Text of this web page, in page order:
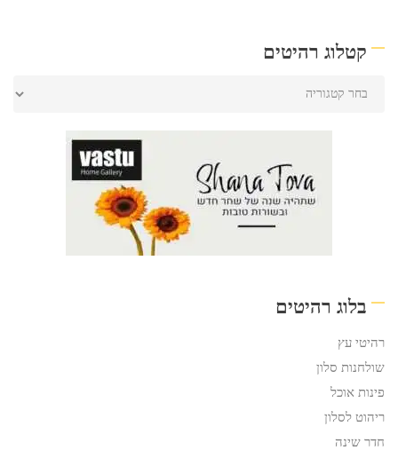
קטלוג רהיטים
בלוג רהיטים
רהיטי עץ
שולחנות סלון
פינות אוכל
ריהוט לסלון
חדר שינה